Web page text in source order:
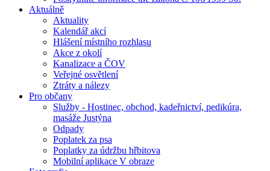
Aktuálně
Aktuality
Kalendář akcí
Hlášení místního rozhlasu
Akce z okolí
Kanalizace a ČOV
Veřejné osvětlení
Ztráty a nálezy
Pro občany
Služby - Hostinec, obchod, kadeřnictví, pedikúra,
masáže Justýna
Odpady
Poplatek za psa
Poplatky za údržbu hřbitova
Mobilní aplikace V obraze